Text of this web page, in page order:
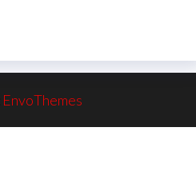
EnvoThemes